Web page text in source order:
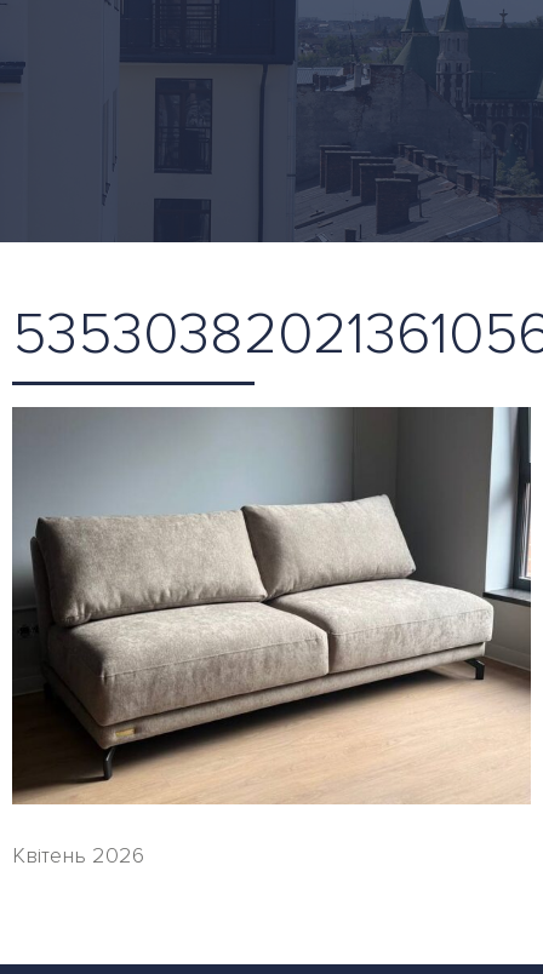
Квітень 2026